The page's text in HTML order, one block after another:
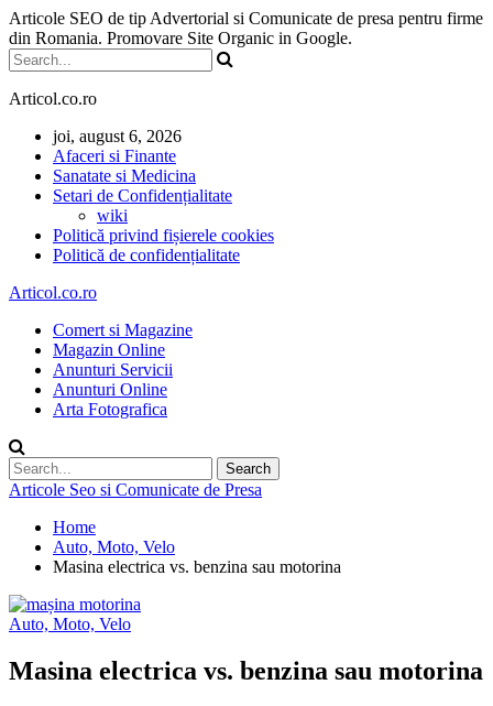
Articole SEO de tip Advertorial si Comunicate de presa pentru firme
din Romania. Promovare Site Organic in Google.
Articol.co.ro
joi, august 6, 2026
Afaceri si Finante
Sanatate si Medicina
Setari de Confidențialitate
wiki
Politică privind fișierele cookies
Politică de confidențialitate
Articol.co.ro
Comert si Magazine
Magazin Online
Anunturi Servicii
Anunturi Online
Arta Fotografica
Articole Seo si Comunicate de Presa
Home
Auto, Moto, Velo
Masina electrica vs. benzina sau motorina
Auto, Moto, Velo
Masina electrica vs. benzina sau motorina